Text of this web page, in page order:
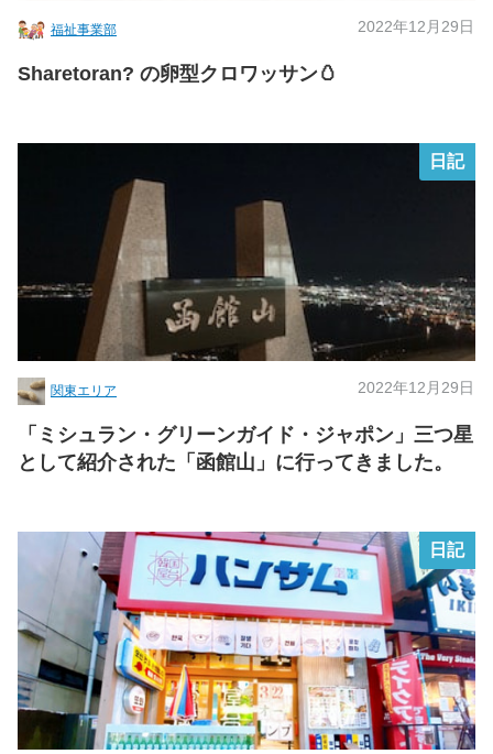
福祉事業部 2022年12月29日
Sharetoran? の卵型クロワッサン🥚
日記
関東エリア 2022年12月29日
「ミシュラン・グリーンガイド・ジャポン」三つ星
として紹介された「函館山」に行ってきました。
日記